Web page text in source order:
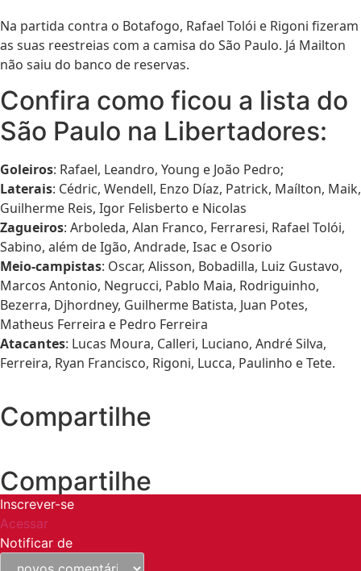
Na partida contra o Botafogo, Rafael Tolói e Rigoni fizeram
as suas reestreias com a camisa do São Paulo. Já Mailton
não saiu do banco de reservas.
Confira como ficou a lista do
São Paulo na Libertadores:
Goleiros: Rafael, Leandro, Young e João Pedro;
Laterais: Cédric, Wendell, Enzo Díaz, Patrick, Maílton, Maik,
Guilherme Reis, Igor Felisberto e Nicolas
Zagueiros: Arboleda, Alan Franco, Ferraresi, Rafael Tolói,
Sabino, além de Igão, Andrade, Isac e Osorio
Meio-campistas: Oscar, Alisson, Bobadilla, Luiz Gustavo,
Marcos Antonio, Negrucci, Pablo Maia, Rodriguinho,
Bezerra, Djhordney, Guilherme Batista, Juan Potes,
Matheus Ferreira e Pedro Ferreira
Atacantes: Lucas Moura, Calleri, Luciano, André Silva,
Ferreira, Ryan Francisco, Rigoni, Lucca, Paulinho e Tete.
Compartilhe
Compartilhe
Inscrever-se
Acessar
Notificar de